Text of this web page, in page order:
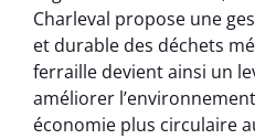
Charleval propose une
et durable des déchets
ferraille devient ainsi un
améliorer
économie plus circulaire